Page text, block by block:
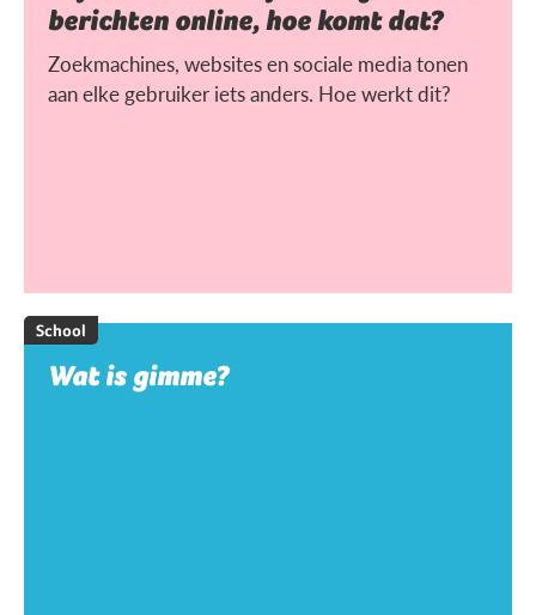
berichten online, hoe komt dat?
Zoekmachines, websites en sociale media tonen
aan elke gebruiker iets anders. Hoe werkt dit?
School
Wat is gimme?